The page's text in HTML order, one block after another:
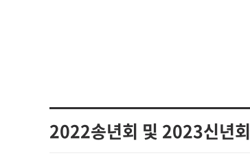
2022송년회 및 2023신년회